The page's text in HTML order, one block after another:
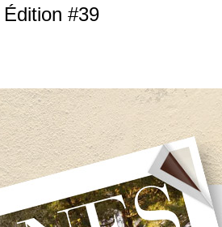
#39